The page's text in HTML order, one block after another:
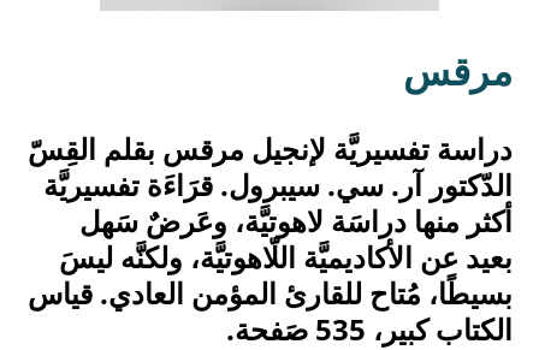
مرقس
دراسة تفسيريَّة لإنجيل مرقس بقلم القِسّ
الدّكتور آر. سي. سيبرول. قرَاءَة تفسيريَّة
أكثر منها دراسَة لاهوتيَّة، وعَرضٌ سَهل
بعيد عن الأكاديميَّة اللّاهوتيَّة، ولكنَّه ليسَ
بسيطًا، مُتاح للقارئ المؤمن العادي. قياس
الكتاب كبير، 535 صَفحة.